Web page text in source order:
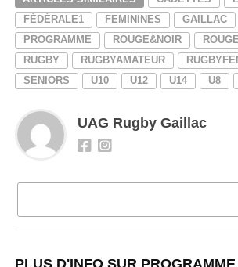
FÉDÉRALE1
FEMININES GAILLAC
PROGRAMME
ROUGE&NOIR
RUGBY
RUGBYAMATEUR
SENIORS
U10 U12 U14 U8
UAG Rugby Gaillac
PLUS D'INFO SUR PROGRAMME